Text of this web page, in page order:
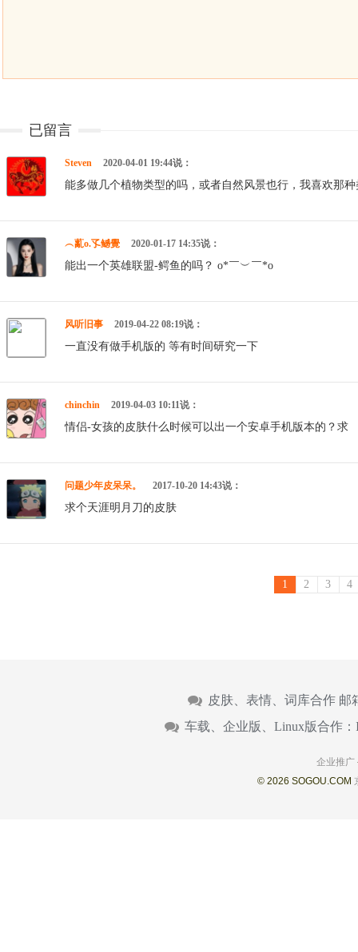
已留言
Steven 2020-04-01 19:44说：
能多做几个植物类型的吗，或者自然风景也行，我喜欢那
︵薍o.孓鳡覺 2020-01-17 14:35说：
能出一个英雄联盟-鳄鱼的吗？ o*￣︶￣*o
风听旧事 2019-04-22 08:19说：
一直没有做手机版的 等有时间研究一下
chinchin 2019-04-03 10:11说：
情侣-女孩的皮肤什么时候可以出一个安卓手机版本的？求
问题少年皮呆呆。 2017-10-20 14:43说：
求个天涯明月刀的皮肤
1 2 3 4
皮肤、表情、词库合作 邮
车载、企业版、Linux版合作：
企业推广
© 2026 SOGOU.COM